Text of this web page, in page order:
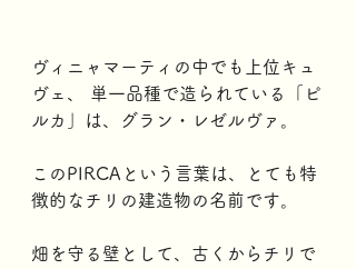
ヴィニャマーティの中でも上位キュ
ヴェ、 単一品種で造られている「ピ
ルカ」は、グラン・レゼルヴァ。
このPIRCAという言葉は、とても特
徴的なチリの建造物の名前です。
畑を守る壁として、古くからチリで